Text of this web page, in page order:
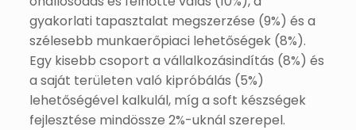
gyakorlati tapasztalat megszerzése (9%) és a
szélesebb munkaerőpiaci lehetőségek (8%).
Egy kisebb csoport a vállalkozásindítás (8%) és
a saját területen való kipróbálás (5%)
lehetőségével kalkulál, míg a soft készségek
fejlesztése mindössze 2%-uknál szerepel.